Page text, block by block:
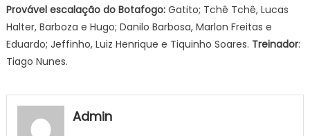
Provável escalação do Botafogo: Gatito; Tchê Tchê, Lucas
Halter, Barboza e Hugo; Danilo Barbosa, Marlon Freitas e
Eduardo; Jeffinho, Luiz Henrique e Tiquinho Soares. Treinador:
Tiago Nunes.
Admin